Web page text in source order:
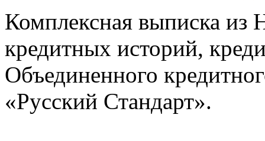
Комплексная выписка из
кредитных историй,
Объединенного
«Русский Стандарт».